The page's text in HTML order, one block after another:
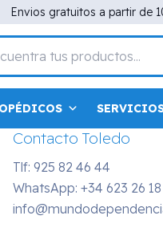
Envios gratuitos a partir de
Contacto Madrid
Tlf: 91 498 07 53
WhatsApp:+34 686 43 38
Contacto Toledo
Tlf: 925 82 46 44
WhatsApp:+34 623 26